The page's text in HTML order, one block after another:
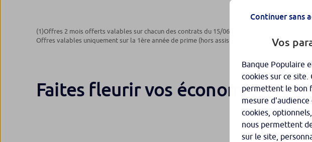
(1)Offres 2 mois offerts valables sur chacun des contrats du 15/06 au 05/09/2026 inclus,
Offres valables uniquement sur la 1ère année de prime (hors assistance) et réservées aux
Faites fleurir vos économies,
Continuer sans
Vos
Banque Populaire
cookies sur ce
permettent le bon
mesure
cookies,
nous permettent
sur le site,